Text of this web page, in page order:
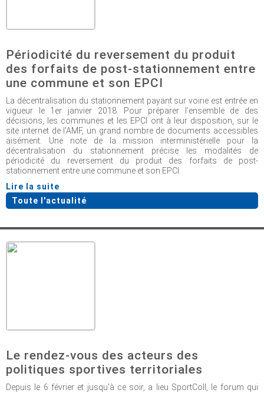
Périodicité du reversement du produit
des forfaits de post-stationnement entre
une commune et son EPCI
La décentralisation du stationnement payant sur voirie est entrée en
vigueur le 1er janvier 2018. Pour préparer l’ensemble de des
décisions, les communes et les EPCI ont à leur disposition, sur le
site internet de l’AMF, un grand nombre de documents accessibles
aisément. Une note de la mission interministérielle pour la
décentralisation du stationnement précise les modalités de
périodicité du reversement du produit des forfaits de post-
stationnement entre une commune et son EPCI.
Lire la suite
Toute l'actualité
Le rendez-vous des acteurs des
politiques sportives territoriales
Depuis le 6 février et jusqu'à ce soir, a lieu SportColl, le forum qui